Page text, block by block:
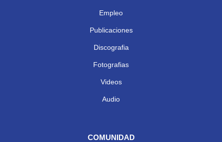
Empleo
Publicaciones
Discografia
Fotografias
Videos
Audio
COMUNIDAD